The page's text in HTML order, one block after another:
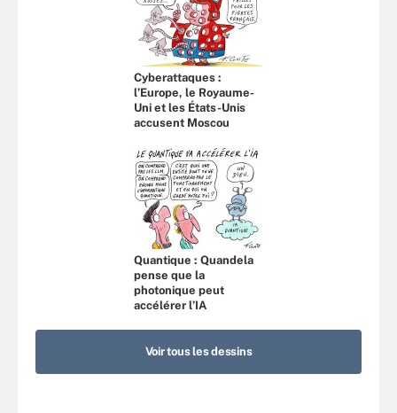
Cyberattaques :
l’Europe, le Royaume-
Uni et les États-Unis
accusent Moscou
Quantique : Quandela
pense que la
photonique peut
accélérer l’IA
Voir tous les dessins